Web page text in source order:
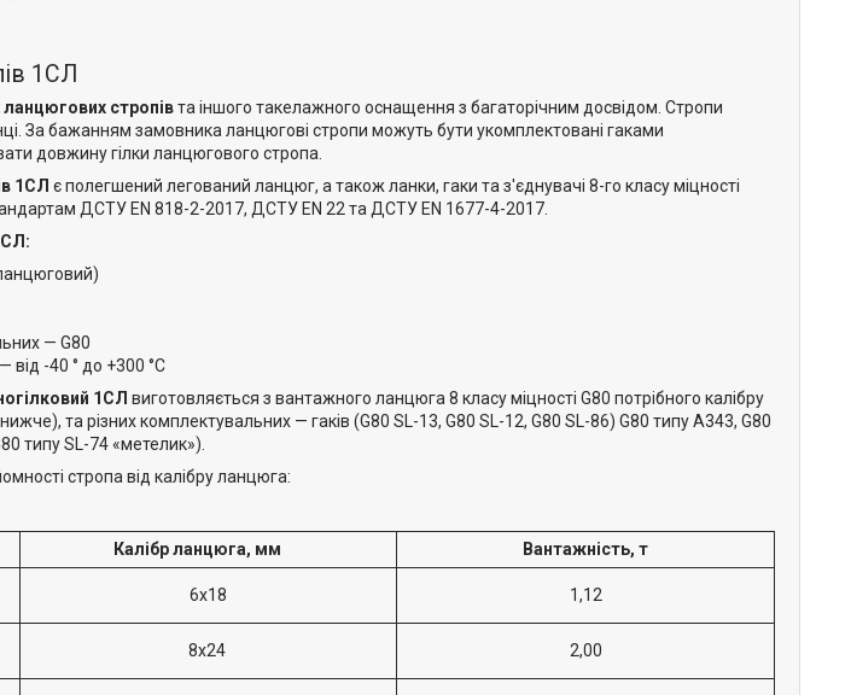
1СЛ
стропівта іншого такелажного оснащення з багаторічним досвідом. Стропи
За бажанням замовника ланцюгові стропи можуть бути укомплектовані гаками
довжину гілки ланцюгового стропа.
1СЛ є полегшений легований ланцюг, а також ланки, гаки та з'єднувачі 8-го класу міцності
ДСТУ EN 818-2-2017, ДСТУ EN 22 та ДСТУ EN 1677-4-2017.
— G80
від -40 ° до +300 °С
1СЛ виготовляється з вантажного ланцюга 8 класу міцності G80 потрібного калібру
та різних комплектувальних — гаків (G80 SL-13, G80 SL-12, G80 SL-86) G80 типу A343, G80
типу SL-74 «метелик»).
стропа від калібру ланцюга:
Калібр ланцюга, мм Вантажність, т
6х18 1,12
8х24 2,00